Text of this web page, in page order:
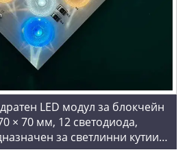
LED модул за блокчейн
× 70 мм, 12 светодиода,
за светлинни кутии и
филмови тавани